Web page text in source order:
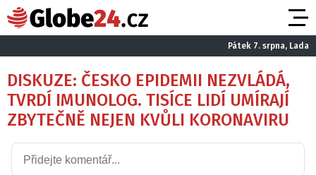
Pátek 7. srpna, Lada
DISKUZE: ČESKO EPIDEMII NEZVLÁDÁ,
TVRDÍ IMUNOLOG. TISÍCE LIDÍ UMÍRAJÍ
ZBYTEČNĚ NEJEN KVŮLI KORONAVIRU